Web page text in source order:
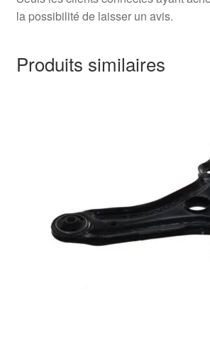
la possibilité de laisser un avis.
Produits similaires